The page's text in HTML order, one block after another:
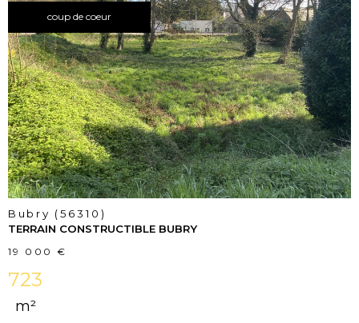
coup de coeur
voir le
bien
Bubry (56310)
TERRAIN CONSTRUCTIBLE BUBRY
19 000 €
723
m²